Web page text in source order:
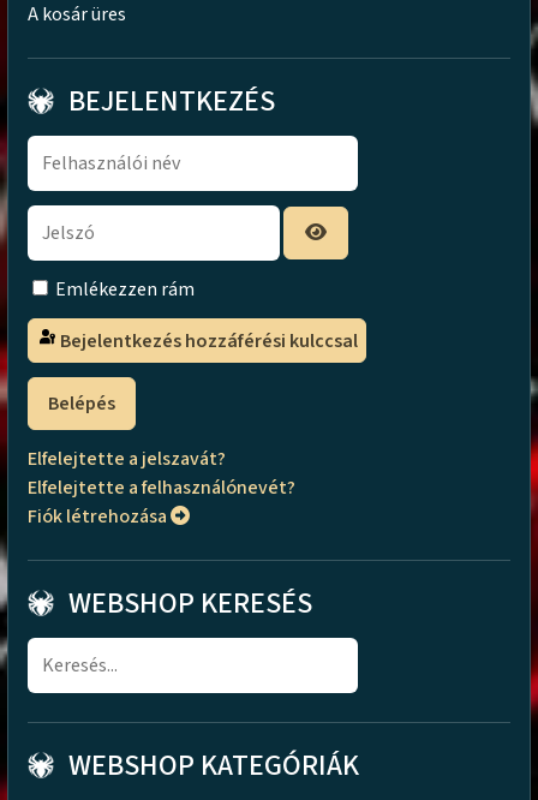
A kosár üres
BEJELENTKEZÉS
Emlékezzen rám
Bejelentkezés hozzáférési kulccsal
Belépés
Elfelejtette a jelszavát?
Elfelejtette a felhasználónevét?
Fiók létrehozása
WEBSHOP KERESÉS
WEBSHOP KATEGÓRIÁK